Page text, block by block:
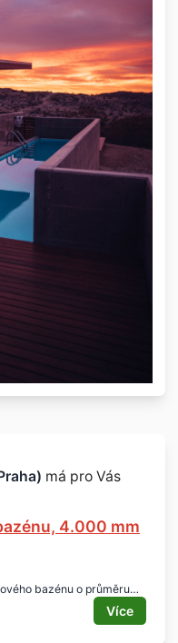
má pro Vás
4.000 mm
bazénu o průměru
o průměru 4.900
Více